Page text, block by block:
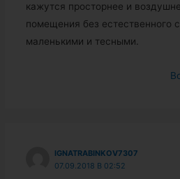
кажутся просторнее и
помещения без естественного
маленькими и тесными.
IGNATRABINKOV7307
07.09.2018 В 02:52